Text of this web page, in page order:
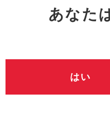
あなた
はい